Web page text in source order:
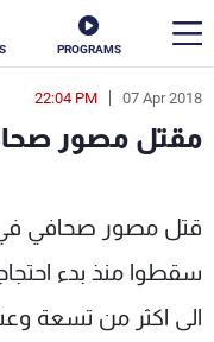
PROGRAMS
07 Apr 2018
22:04 PM
مقتل مصور
قتل مصور صحافي في
سقطوا منذ بدء
الى اكثر من تسعة
en
الأخبار
سياسة
إقتصاد
منوعات